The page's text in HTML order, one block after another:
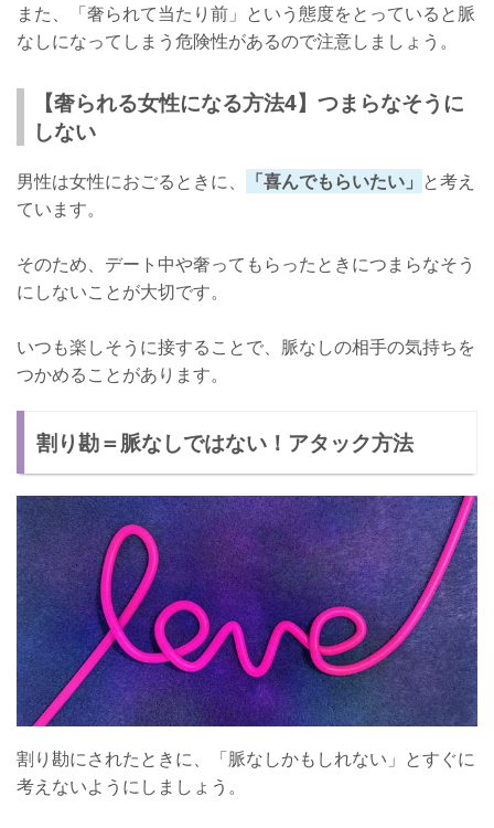
また、「奢られて当たり前」という態度をとっていると脈
なしになってしまう危険性があるので注意しましょう。
【奢られる女性になる方法4】つまらなそうに
しない
男性は女性におごるときに、 「喜んでもらいたい」 と考え
ています。
そのため、デート中や奢ってもらったときにつまらなそう
にしないことが大切です。
いつも楽しそうに接することで、脈なしの相手の気持ちを
つかめることがあります。
割り勘＝脈なしではない！アタック方法
割り勘にされたときに、「脈なしかもしれない」とすぐに
考えないようにしましょう。